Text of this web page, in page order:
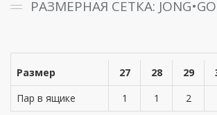
РАЗМЕРНАЯ СЕТКА:
Размер 27 28 29
Пар в ящике
1 1 2